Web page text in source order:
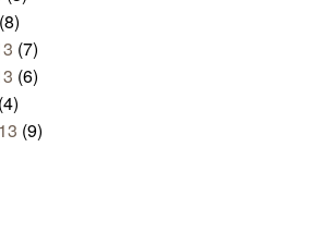
(8)
(7)
(6)
(4)
(9)